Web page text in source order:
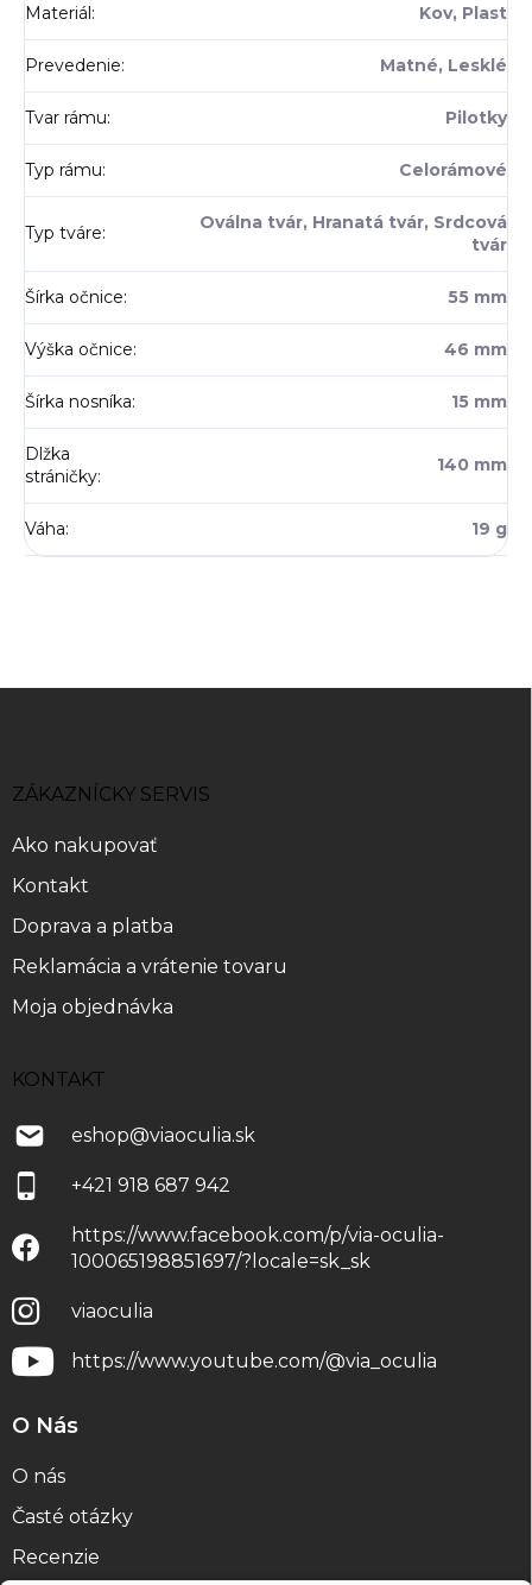
Materiál: Kov, Plast
Prevedenie: Matné, Lesklé
Tvar rámu: Pilotky
Typ rámu: Celorámové
Typ tváre:
Oválna tvár, Hranatá tvár, Srdcová
tvár
Šírka očnice: 55 mm
Výška očnice: 46 mm
Šírka nosníka: 15 mm
Dlžka
stráničky:
140 mm
Váha: 19 g
e
ZÁKAZNÍCKY SERVIS
Ako nakupovať
Kontakt
Doprava a platba
Reklamácia a vrátenie tovaru
Moja objednávka
KONTAKT
eshop@viaoculia.sk
+421 918 687 942
https://www.facebook.com/p/via-oculia-
100065198851697/?locale=sk_sk
viaoculia
https://www.youtube.com/@via_oculia
O Nás
O nás
Časté otázky
Recenzie